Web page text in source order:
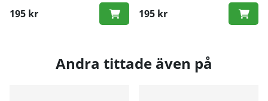
195 kr 195 kr
Andra tittade även på